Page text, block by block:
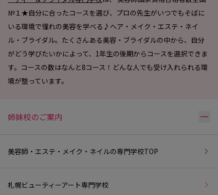
№１★自分に合ったコースを選び、プロの先生がいつでもそばに
いる環境で憧れの美容を学べる♪ヘア・メイク・エステ・ネイ
ル・ブライダル。たくさんある美容・ブライダルの中から、自分
がどう学びたいかによって、1年生の後期からコースを選択できま
す。コースの数はなんと8コース！どんな人でも受け入れられる環
境が整っています。
姉妹校のご案内 リ
美容師・エステ・メイク・ネイルの専門学校TOP
札幌ビューティーアート専門学校